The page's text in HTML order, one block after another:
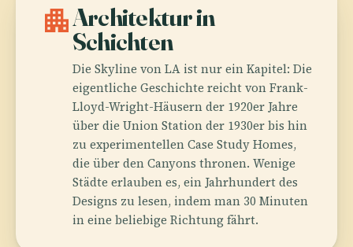
apartmentArchitektur in
Schichten
Die Skyline von LA ist nur ein Kapitel: Die
eigentliche Geschichte reicht von Frank-
Lloyd-Wright-Häusern der 1920er Jahre
über die Union Station der 1930er bis hin
zu experimentellen Case Study Homes,
die über den Canyons thronen. Wenige
Städte erlauben es, ein Jahrhundert des
Designs zu lesen, indem man 30 Minuten
in eine beliebige Richtung fährt.